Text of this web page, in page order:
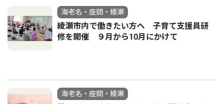
海老名・座間・綾瀬
綾瀬市内で働きたい方へ 子育て支援員研
修を開催 ９月から10月にかけて
海老名・座間・綾瀬